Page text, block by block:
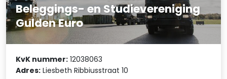
Beleggings- en Studievereniging
Gulden Euro
KvK nummer: 12038063
Adres: Liesbeth Ribbiusstraat 10